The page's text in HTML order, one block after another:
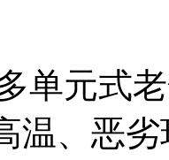
单元式
温、恶